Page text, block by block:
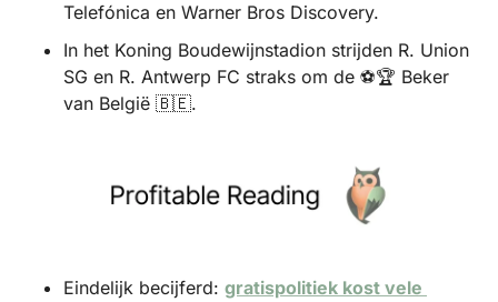
Telefónica en Warner Bros Discovery.
In het Koning Boudewijnstadion strijden R. Union
SG en R. Antwerp FC straks om de ⚽️🏆 Beker
van België 🇧🇪.
Eindelijk becijferd: gratispolitiek kost vele